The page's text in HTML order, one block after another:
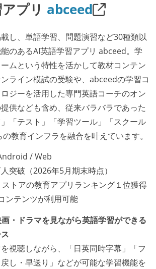
プリ abceed
し、単語学習、問題演習など30種類以
のあるAI英語学習アプリ abceed。学
ムという特性を活かして教材コンテン
ライン模試の受験や、abceedの学習コ
ジーを活用した専門英語コーチのオン
供なども含め、従来バラバラであった
」「テスト」「学習ツール」「スクール
の教育インフラを融合を叶えています。
/ Web
突破（2026年5月期末時点）
トアの教育アプリランキング１位獲得
ンテンツが利用可能
・ドラマを見ながら英語学習ができる
視聴しながら、「日英同時字幕」「フ
し・早送り」などが可能な学習機能を